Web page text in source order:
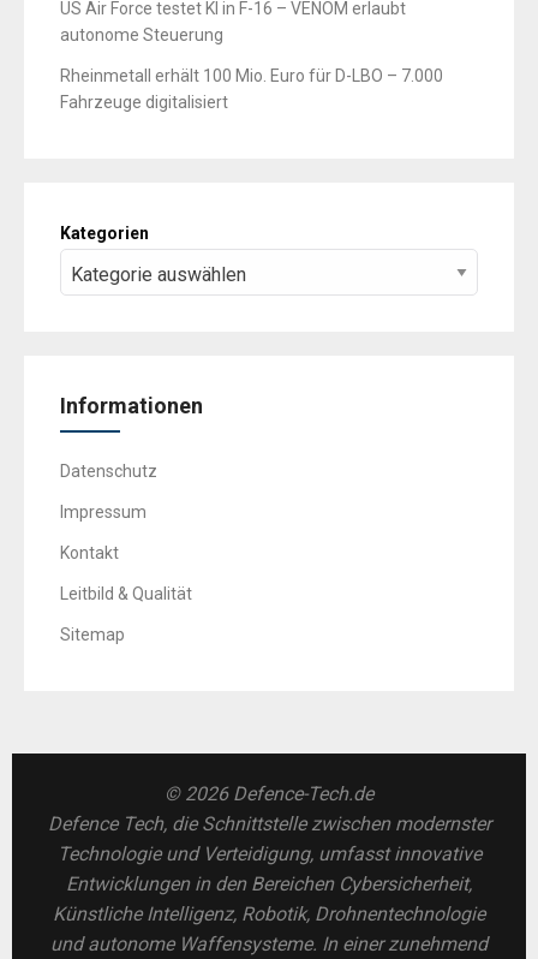
US Air Force testet KI in F-16 – VENOM erlaubt
autonome Steuerung
Rheinmetall erhält 100 Mio. Euro für D-LBO – 7.000
Fahrzeuge digitalisiert
Kategorien
Informationen
Datenschutz
Impressum
Kontakt
Leitbild & Qualität
Sitemap
© 2026 Defence-Tech.de
Defence Tech, die Schnittstelle zwischen modernster
Technologie und Verteidigung, umfasst innovative
Entwicklungen in den Bereichen Cybersicherheit,
Künstliche Intelligenz, Robotik, Drohnentechnologie
und autonome Waffensysteme. In einer zunehmend